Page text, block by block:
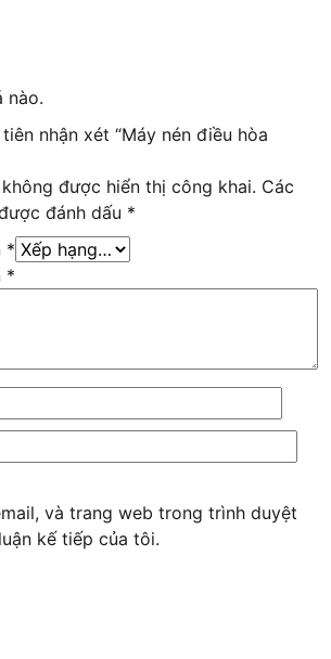
nào.
nhận xét “Máy nén điều hòa
được hiển thị công khai. Các
đánh dấu *
*
*
và trang web trong trình duyệt
kế tiếp của tôi.